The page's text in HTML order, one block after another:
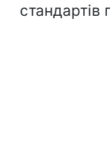
стандартів